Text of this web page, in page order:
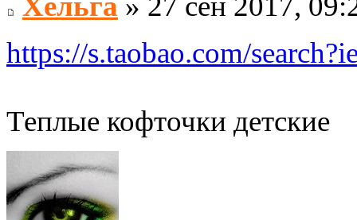
https://s.taobao.com/
Теплые кофточки детские